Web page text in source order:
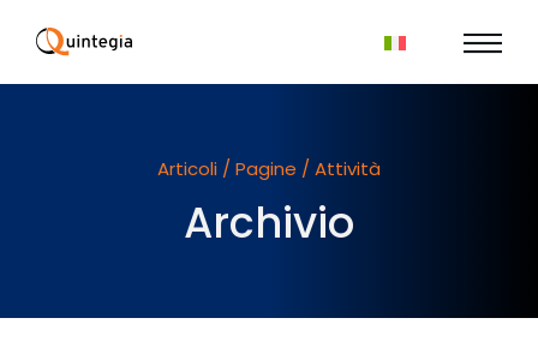
Articoli / Pagine / Attività
Archivio